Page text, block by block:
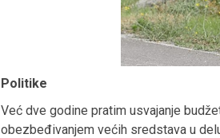
Politike
Već dve godine pratim usvajanje
obezbeđivanjem većih sredstava u